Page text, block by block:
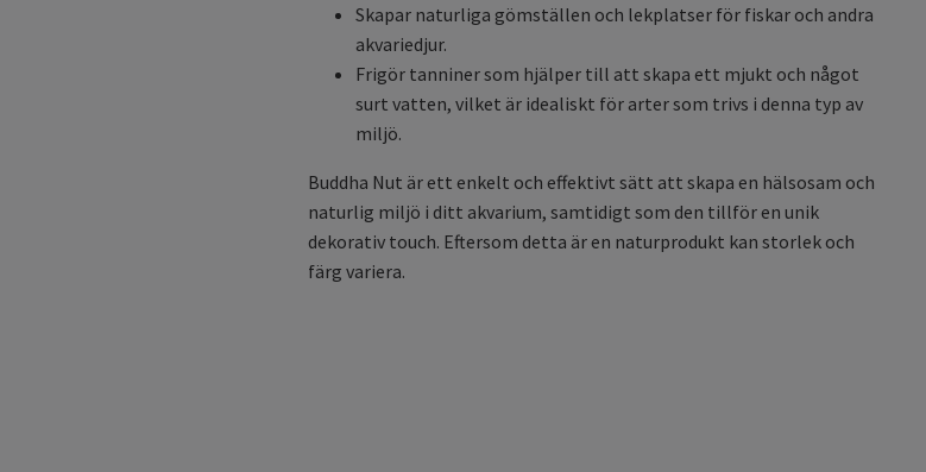
Skapar naturliga gömställen och lekplatser för fiskar och andra
akvariedjur.
Frigör tanniner som hjälper till att skapa ett mjukt och något
surt vatten, vilket är idealiskt för arter som trivs i denna typ av
miljö.
Buddha Nut är ett enkelt och effektivt sätt att skapa en hälsosam och
naturlig miljö i ditt akvarium, samtidigt som den tillför en unik
dekorativ touch. Eftersom detta är en naturprodukt kan storlek och
färg variera.